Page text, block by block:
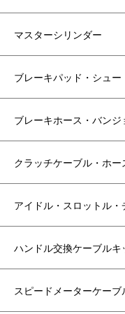
マスターシリンダー
ブレーキパッド・シュー
ブレーキホース・バンジ
クラッチケーブル・ホー
アイドル・スロットル
ハンドル交換ケーブルキ
スピードメーターケーブ